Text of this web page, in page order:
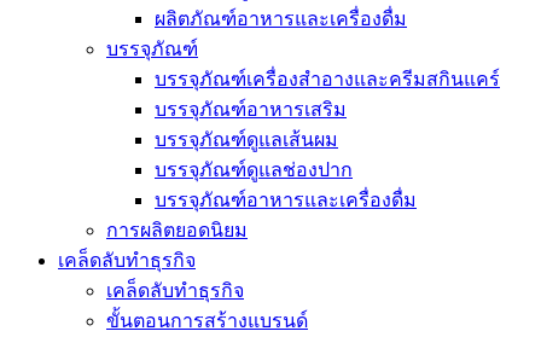
ผลิตภัณฑ์อาหารและเครื่องดื่ม
บรรจุภัณฑ์
บรรจุภัณฑ์เครื่องสำอางและครีมสกินแคร์
บรรจุภัณฑ์อาหารเสริม
บรรจุภัณฑ์ดูแลเส้นผม
บรรจุภัณฑ์ดูแลช่องปาก
บรรจุภัณฑ์อาหารและเครื่องดื่ม
การผลิตยอดนิยม
เคล็ดลับทำธุรกิจ
เคล็ดลับทำธุรกิจ
ขั้นตอนการสร้างแบรนด์